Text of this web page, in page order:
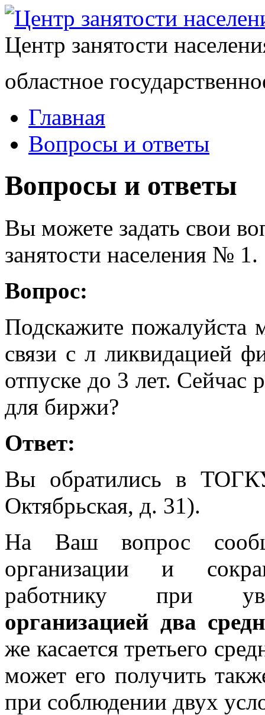
Центр занятости
областное
Главная
Вопросы и ответы
Вопросы и ответы
Вы можете задать свои
занятости населения № 1.
Вопрос:
Подскажите пожалуйста
связи с л ликвидацией
отпуске до 3 лет. Сейчас
для биржи?
Ответ:
Вы обратились в
Октябрьская, д. 31).
На Ваш вопрос
организации и
работнику при
организацией два
же касается третьего
может его получить
при соблюдении двух